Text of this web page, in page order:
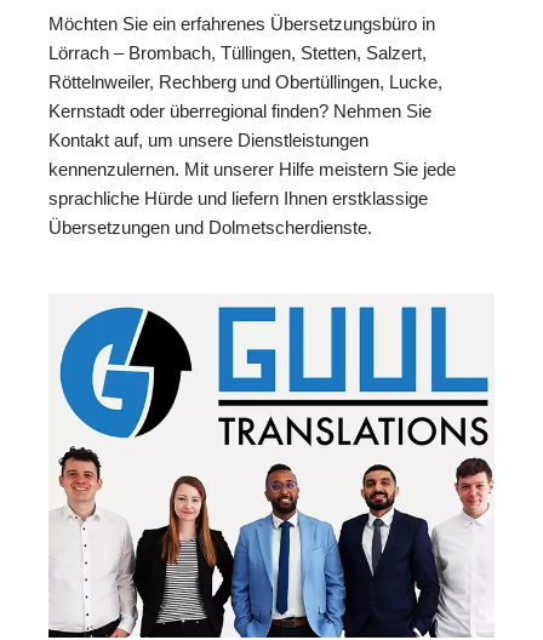
Möchten Sie ein erfahrenes Übersetzungsbüro in
Lörrach – Brombach, Tüllingen, Stetten, Salzert,
Röttelnweiler, Rechberg und Obertüllingen, Lucke,
Kernstadt oder überregional finden? Nehmen Sie
Kontakt auf, um unsere Dienstleistungen
kennenzulernen. Mit unserer Hilfe meistern Sie jede
sprachliche Hürde und liefern Ihnen erstklassige
Übersetzungen und Dolmetscherdienste.